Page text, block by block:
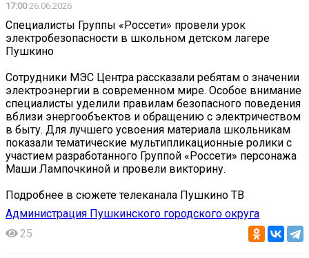
17:0026.06.2026
Специалисты Группы «Россети» провели урок
электробезопасности в школьном детском лагере
Пушкино
Сотрудники МЭС Центра рассказали ребятам о значении
электроэнергии в современном мире. Особое внимание
специалисты уделили правилам безопасного поведения
вблизи энергообъектов и обращению с электричеством
в быту. Для лучшего усвоения материала школьникам
показали тематические мультипликационные ролики с
участием разработанного Группой «Россети» персонажа
Маши Лампочкиной и провели викторину.
Подробнее в сюжете телеканала Пушкино ТВ
Администрация Пушкинского городского округа
25